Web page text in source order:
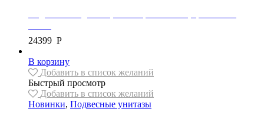
24399 Р
В корзину
Добавить в список желаний
Быстрый просмотр
Добавить в список желаний
Новинки, Подвесные унитазы